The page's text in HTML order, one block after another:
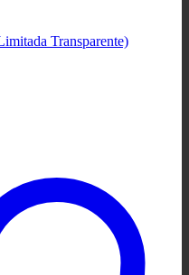
Transparente)